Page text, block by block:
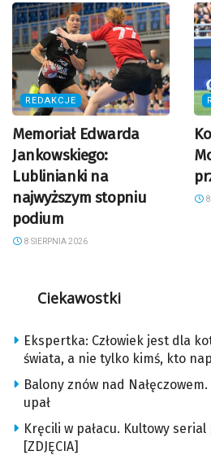
REDAKCJE
Memoriał Edwarda
Jankowskiego:
Lublinianki na
najwyższym stopniu
podium
8 SIERPNIA 2026
Ciekawostki
Ekspertka: Człowiek jest dla
świata, a nie tylko kimś, kto
Balony znów nad
upał
Kręcili w pałacu. Kultowy
[ZDJĘCIA]